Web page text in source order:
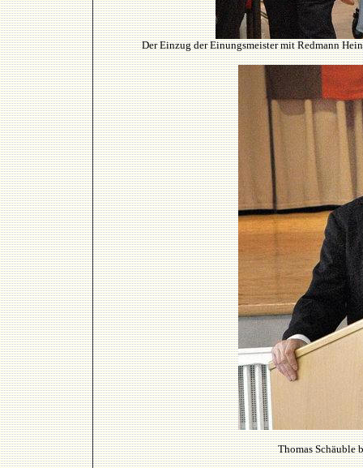
Der Einzug der Einungsmeister mit Redmann
Thomas Schäuble